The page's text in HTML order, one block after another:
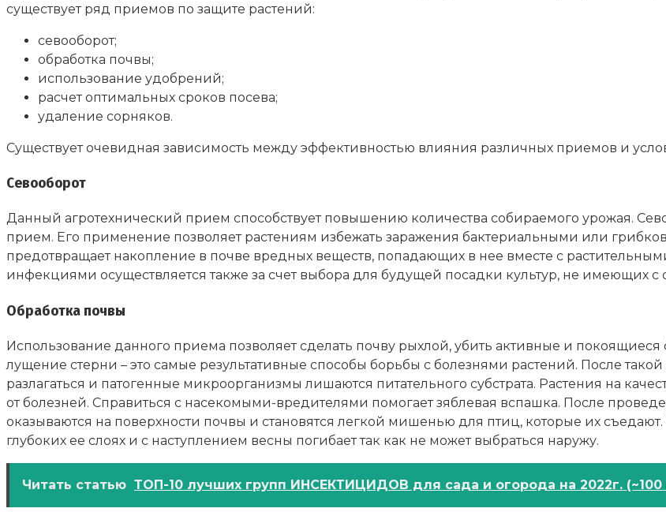
существует ряд приемов по защите растений:
севооборот;
обработка почвы;
использование удобрений;
расчет оптимальных сроков посева;
удаление сорняков.
Существует очевидная зависимость между эффективностью влияния различных приемов и
Севооборот
Данный агротехнический прием способствует повышению количества собираемого урожая.
прием. Его применение позволяет растениям избежать заражения бактериальными или
предотвращает накопление в почве вредных веществ, попадающих в нее вместе с
инфекциями осуществляется также за счет выбора для будущей посадки культур, не имеющих с
Обработка почвы
Использование данного приема позволяет сделать почву рыхлой, убить активные и
лущение стерни – это самые результативные способы борьбы с болезнями растений. После
разлагаться и патогенные микроорганизмы лишаются питательного субстрата. Растения на
от болезней. Справиться с насекомыми-вредителями помогает зяблевая вспашка. После
оказываются на поверхности почвы и становятся легкой мишенью для птиц, которые их
глубоких ее слоях и с наступлением весны погибает так как не может выбраться наружу.
Читать статью ТОП-10 лучших групп ИНСЕКТИЦИДОВ для сада и огорода на 2022г. (~100